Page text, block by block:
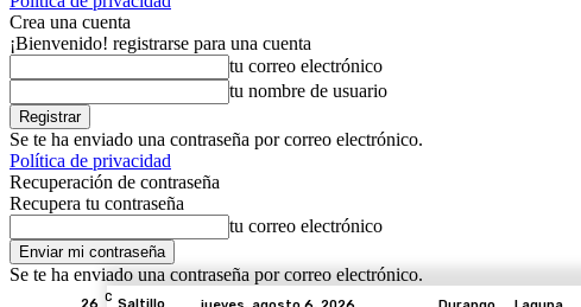
Crea una cuenta
¡Bienvenido! registrarse para una cuenta
tu correo electrónico
tu nombre de usuario
Se te ha enviado una contraseña por correo electrónico.
Política de privacidad
Recuperación de contraseña
Recupera tu contraseña
tu correo electrónico
Se te ha enviado una contraseña por correo electrónico.
C